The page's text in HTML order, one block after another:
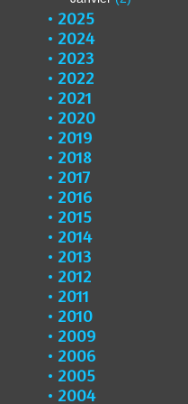
2025
2024
2023
2022
2021
2020
2019
2018
2017
2016
2015
2014
2013
2012
2011
2010
2009
2006
2005
2004